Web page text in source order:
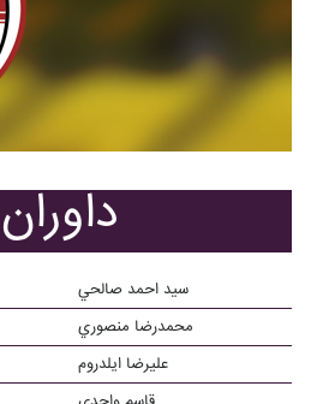
داوران
سيد احمد صالحي
محمدرضا منصوري
علیرضا ایلدروم